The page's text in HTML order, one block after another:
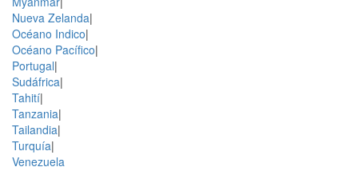
Nueva Zelanda|
Océano Indico|
Océano Pacífico|
Portugal|
Sudáfrica|
Tahití|
Tanzania|
Tailandia|
Turquía|
Venezuela